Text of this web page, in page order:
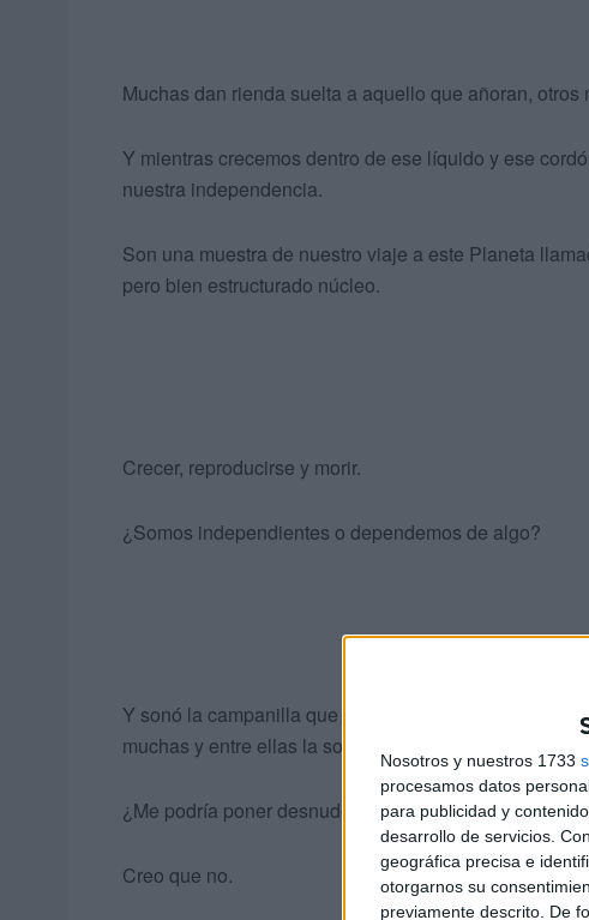
Nosotros y nuestros 1733
procesamos datos
para publicidad y
desarrollo de servicios.
geográfica precisa e
otorgarnos su
previamente descrito. De
Muchas dan rienda suelta a aquello que añoran,
Y mientras crecemos dentro de ese líquido y ese
nuestra independencia.
Son una muestra de nuestro viaje a este Planeta
pero bien estructurado núcleo.
Crecer, reproducirse y morir.
¿Somos independientes o dependemos de algo?
Y sonó la campanilla que nos hace entrar de repente
muchas y entre ellas la sociedad da pistas de lo bueno
¿Me podría poner desnudo en una calle de nuestra
Creo que no.